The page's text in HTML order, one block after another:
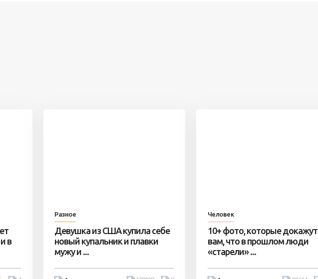
в
Разное
Девушка из США купила себе
новый купальник и плавки
мужу и ...
Человек
10+ фото, которые докажут
вам, что в прошлом люди
«старели» ...